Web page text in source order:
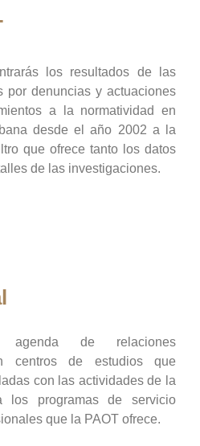
los resultados de las
por denuncias y actuaciones
a la normatividad en
desde el año 2002 a la
que ofrece tanto los datos
de las investigaciones.
de relaciones
centros de estudios que
con las actividades de la
los programas de servicio
que la PAOT ofrece.